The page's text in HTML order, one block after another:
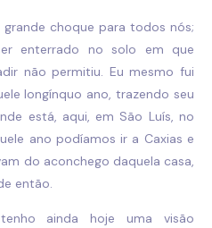
choque para todos nós;
enterrado no solo em que
não permitiu. Eu mesmo fui
longínquo ano, trazendo seu
está, aqui, em São Luís, no
ano podíamos ir a Caxias e
do aconchego daquela casa,
então.
ainda hoje uma visão